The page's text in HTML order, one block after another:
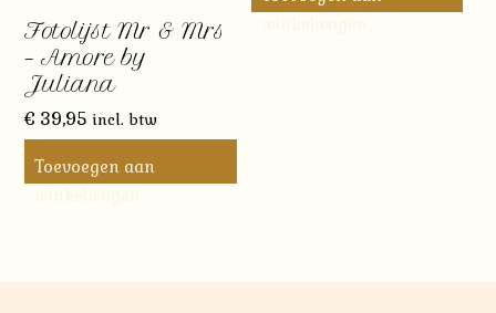
Fotolijst Mr & Mrs
– Amore by
Juliana
€ 39,95 incl. btw
Toevoegen aan